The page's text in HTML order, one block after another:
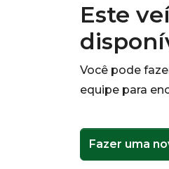
Este
Você pode
equipe para
Fazer uma